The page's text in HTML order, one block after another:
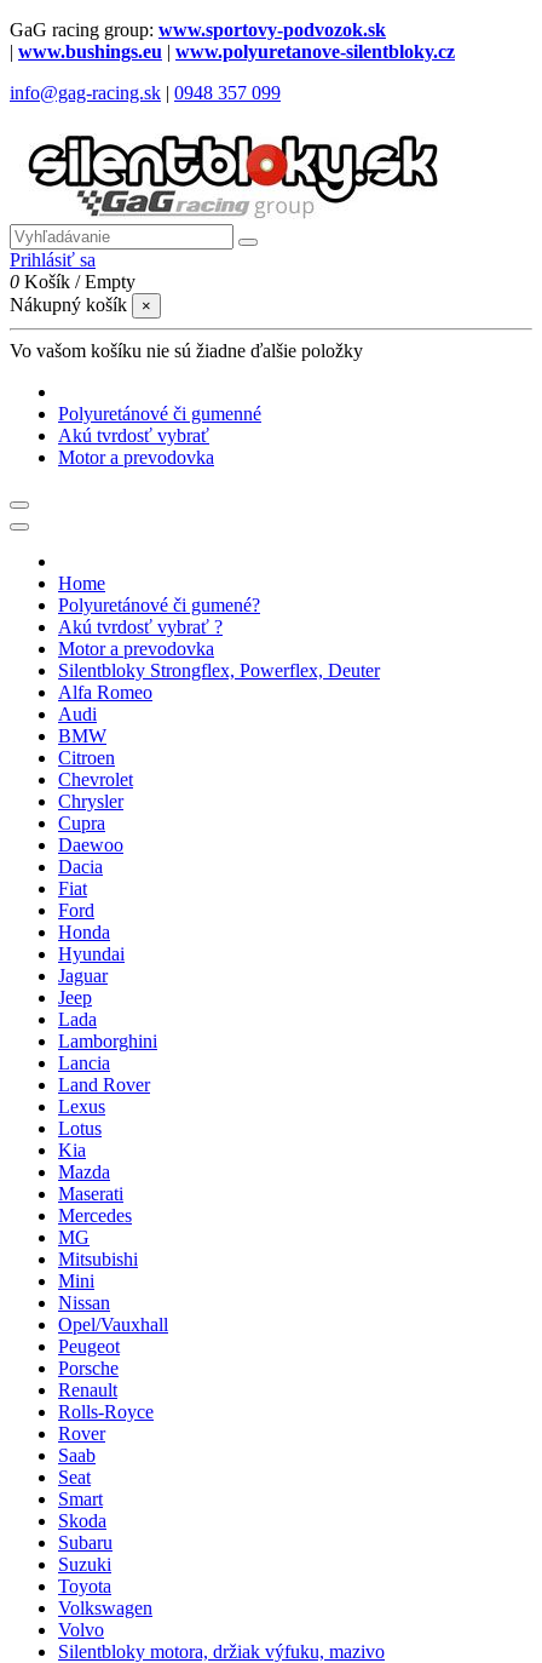
GaG racing group: www.sportovy-podvozok.sk
| www.bushings.eu | www.polyuretanove-silentbloky.cz
info@gag-racing.sk | 0948 357 099
Prihlásiť sa
0 Košík /Empty
Nákupný košík
×
Vo vašom košíku nie sú žiadne ďalšie položky
Polyuretánové či gumenné
Akú tvrdosť vybrať
Motor a prevodovka
Home
Polyuretánové či gumené?
Akú tvrdosť vybrať ?
Motor a prevodovka
Silentbloky Strongflex, Powerflex, Deuter
Alfa Romeo
Audi
BMW
Citroen
Chevrolet
Chrysler
Cupra
Daewoo
Dacia
Fiat
Ford
Honda
Hyundai
Jaguar
Jeep
Lada
Lamborghini
Lancia
Land Rover
Lexus
Lotus
Kia
Mazda
Maserati
Mercedes
MG
Mitsubishi
Mini
Nissan
Opel/Vauxhall
Peugeot
Porsche
Renault
Rolls-Royce
Rover
Saab
Seat
Smart
Skoda
Subaru
Suzuki
Toyota
Volkswagen
Volvo
Silentbloky motora, držiak výfuku, mazivo